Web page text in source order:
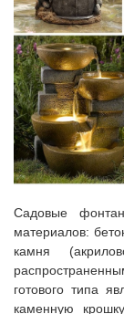
Садовые
материалов:
камня
готового типа
каменную